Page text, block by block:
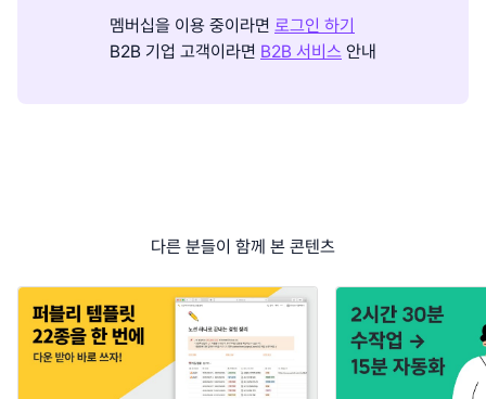
멤버십을 이용 중이라면 로그인 하기
B2B 기업 고객이라면 B2B 서비스 안내
다른 분들이 함께 본 콘텐츠